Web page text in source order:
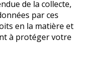
de la collecte,
par ces
en la matière et
à protéger votre